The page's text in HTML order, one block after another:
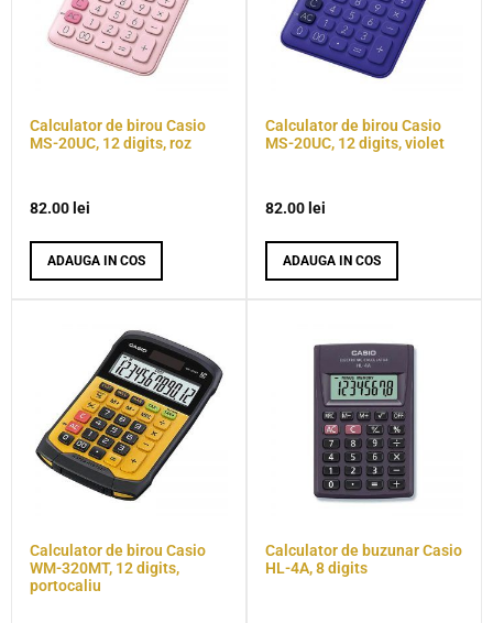
Calculator de birou Casio
MS-20UC, 12 digits, roz
82.00 lei
ADAUGA IN COS
Calculator de birou Casio
MS-20UC, 12 digits, violet
82.00 lei
ADAUGA IN COS
Calculator de birou Casio
WM-320MT, 12 digits,
portocaliu
Calculator de buzunar Casio
HL-4A, 8 digits